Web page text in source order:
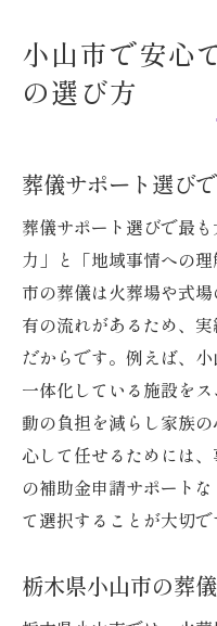
家族の希望に寄り
家族の想いを
小山市で家族
葬儀手続き
ト
葬儀の申請書
葬儀費用を抑える
葬儀費用を抑
小山市で利用
費用明細を公
葬儀と費用比
家族葬で費用
葬儀で失敗し
火葬場や式場
小山市で安心
の選び方
葬儀サポート選び
葬儀サポート選びで最
力」と「地域事情への
市の葬儀は火葬場や式
有の流れがあるため、
だからです。例えば、
一体化している施設を
動の負担を減らし家族
心して任せるためには
の補助金申請サポート
て選択することが大切で
栃木県小山市の葬